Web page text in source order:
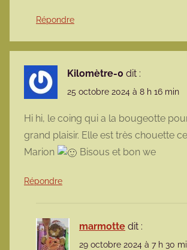
Répondre
Kilomètre-0 dit :
25 octobre 2024 à 8 h 16 min
Hi hi, le coing qui a la bougeotte
grand plaisir. Elle est très chouette
Marion
Bisous et bon we
Répondre
marmotte dit :
29 octobre 2024 à 7 h 30